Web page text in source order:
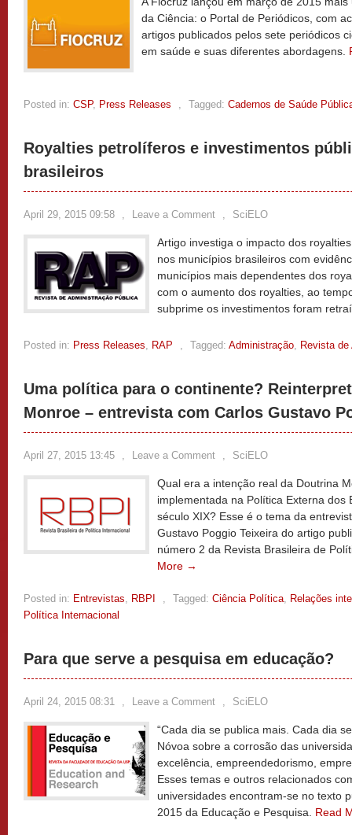
da Ciência: o Portal de Periódicos, com
artigos publicados pelos sete periódicos
em saúde e suas diferentes abordagens.
Posted in: CSP, Press Releases , Tagged: Cadernos de Saúde
Royalties petrolíferos e investimentos
brasileiros
April 29, 2015 09:58 , Leave a Comment , SciELO
Artigo investiga o impacto dos
nos municípios brasileiros com
municípios mais dependentes dos
com o aumento dos royalties, ao
Posted in: Press Releases, RAP , Tagged: Administração, Revista
Uma política para o continente?
Monroe – entrevista com Carlos Gustavo
April 27, 2015 13:45 , Leave a Comment , SciELO
Qual era a intenção real da Doutrina
implementada na Política Externa dos
século XIX? Esse é o tema da
Gustavo Poggio Teixeira do artigo
número 2 da Revista Brasileira de
More →
Posted in: Entrevistas, RBPI , Tagged: Ciência Política, Relações
Política Internacional
Para que serve a pesquisa em educação?
April 24, 2015 08:31 , Leave a Comment , SciELO
“Cada dia se publica mais. Cada dia
Nóvoa sobre a corrosão das
excelência, empreendedorismo,
Esses temas e outros relacionados
universidades encontram-se no texto
2015 da Educação e Pesquisa. Read